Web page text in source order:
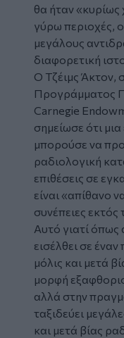
θα ήταν «κυρίως
γύρω περιοχές,
μεγάλους
διαφορετική
Ο Τζέιμς Άκτον,
Προγράμματος
Carnegie
σημείωσε ότι
μπορούσε να
ραδιολογική
επιθέσεις σε
είναι «απίθανο
συνέπειες
Αυτό γιατί όπως
εισέλθει σε
μόλις και μετά
μορφή
αλλά στην
ταξιδεύει
και μετά βίας